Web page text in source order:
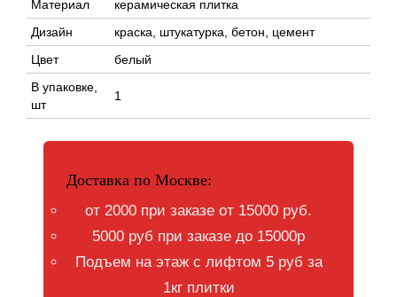
Материал
керамическая плитка
Дизайн
краска, штукатурка, бетон, цемент
Цвет
белый
В упаковке,
шт
1
Доставка по Москве:
от 2000 при заказе от 15000 руб.
5000 руб при заказе до 15000р
Подъем на этаж с лифтом 5 руб за
1кг плитки